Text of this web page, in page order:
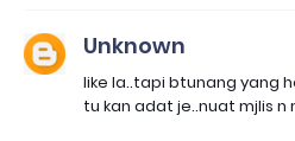
Unknown
like la..tapi btunang yang
tu kan adat je..nuat mjlis n